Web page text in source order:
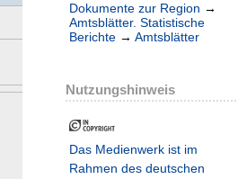
Dokumente zur Region →
Amtsblätter. Statistische
Berichte → Amtsblätter
Nutzungshinweis
Das Medienwerk ist im
Rahmen des deutschen